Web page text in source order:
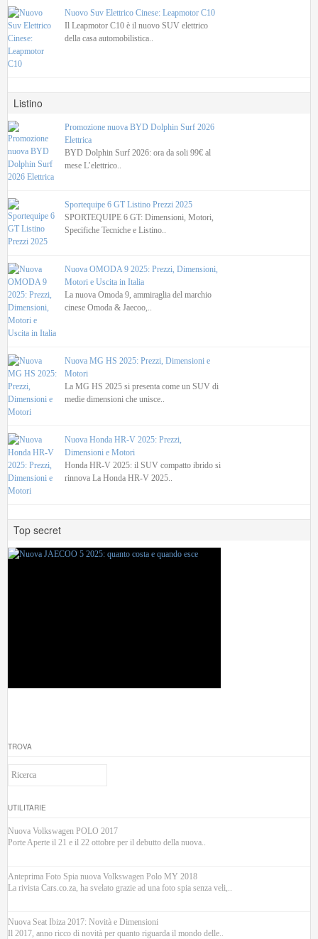
Nuovo Suv Elettrico Cinese: Leapmotor C10
Il Leapmotor C10 è il nuovo SUV elettrico
della casa automobilistica..
Listino
Promozione nuova BYD Dolphin Surf 2026
Elettrica
BYD Dolphin Surf 2026: ora da soli 99€ al
mese L’elettrico..
Sportequipe 6 GT Listino Prezzi 2025
SPORTEQUIPE 6 GT: Dimensioni, Motori,
Specifiche Tecniche e Listino..
Nuova OMODA 9 2025: Prezzi, Dimensioni,
Motori e Uscita in Italia
La nuova Omoda 9, ammiraglia del marchio
cinese Omoda & Jaecoo,..
Nuova MG HS 2025: Prezzi, Dimensioni e
Motori
La MG HS 2025 si presenta come un SUV di
medie dimensioni che unisce..
Nuova Honda HR-V 2025: Prezzi,
Dimensioni e Motori
Honda HR-V 2025: il SUV compatto ibrido si
rinnova La Honda HR-V 2025..
Top secret
TROVA
UTILITARIE
Nuova Volkswagen POLO 2017
Porte Aperte il 21 e il 22 ottobre per il debutto della nuova..
Anteprima Foto Spia nuova Volkswagen Polo MY 2018
La rivista Cars.co.za, ha svelato grazie ad una foto spia senza veli,..
Nuova Seat Ibiza 2017: Novità e Dimensioni
Il 2017, anno ricco di novità per quanto riguarda il mondo delle..